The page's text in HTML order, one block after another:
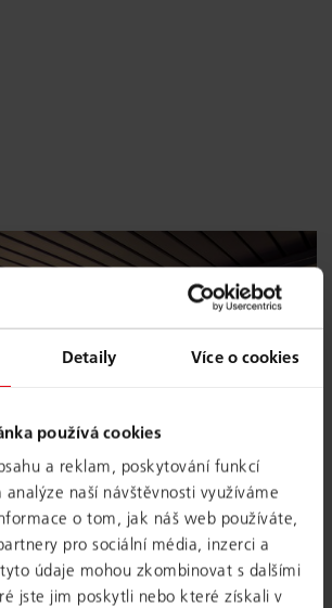
Detaily Více o cookies
používá cookies
a reklam, poskytování funkcí
naší návštěvnosti využíváme
o tom, jak náš web používáte,
pro sociální média, inzerci a
údaje mohou zkombinovat s dalšími
jste jim poskytli nebo které získali v
room with a sea